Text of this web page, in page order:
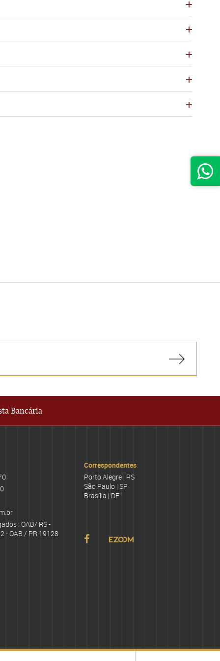
Bancária
: OAB/ RS -
- OAB / PR 19128
Correspondentes
Porto Alegre | RS
São Paulo | SP
Brasília | DF